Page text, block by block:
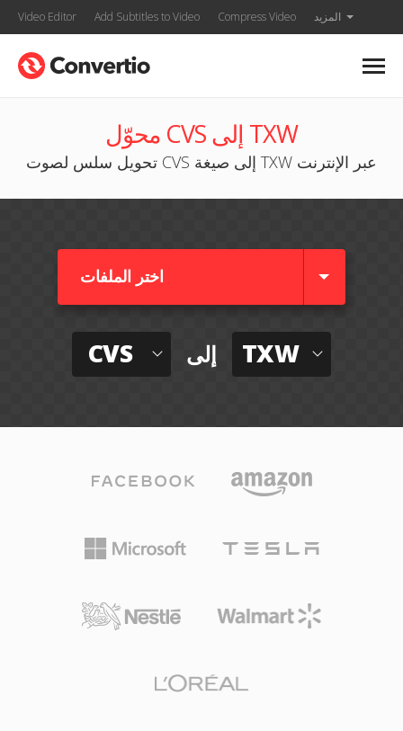
Video Editor Add Subtitles to Video Compress Video المزيد
محوّل CVS إلى TXW
تحويل سلس لصوت CVS إلى صيغة TXW عبر الإنترنت
اختر الملفات
CVS إلى TXW